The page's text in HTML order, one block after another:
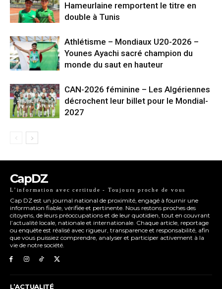
Hameurlaine remportent le titre en
double à Tunis
Athlétisme – Mondiaux U20-2026 –
Younes Ayachi sacré champion du
monde du saut en hauteur
CAN-2026 féminine – Les Algériennes
décrochent leur billet pour le Mondial-
2027
CapDZ
L’information avec certitude - Toujours proche de vous
Cap DZ est un journal national de proximité, engagé à fournir une
information fiable, vérifiée et pertinente. Nous restons proches des
citoyens, de leurs préoccupations et de leur quotidien, tout en couvrant
l’actualité locale, nationale et internationale. Chaque article, reportage
ou enquête est réalisé avec rigueur, transparence et responsabilité, afin
que vous puissiez comprendre, analyser et participer activement à la
vie de notre société.
L’ACTUALITÉ